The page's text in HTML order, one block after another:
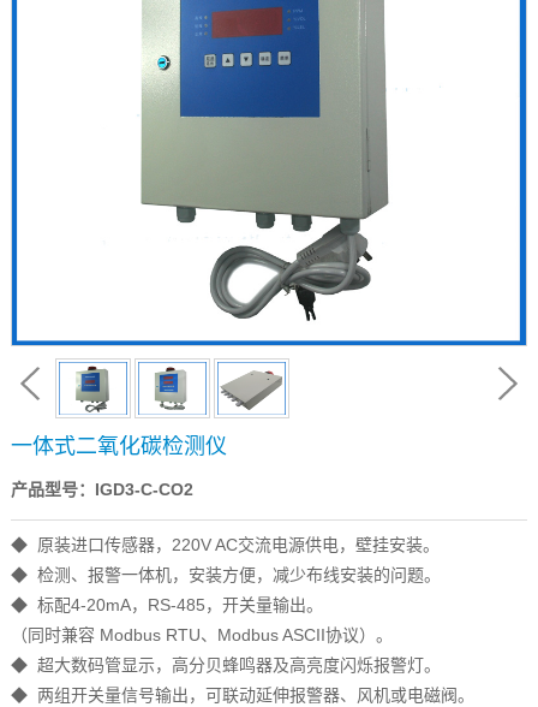
一体式二氧化碳检测仪
产品型号：IGD3-C-CO2
◆ 原装进口传感器，220V AC交流电源供电，壁挂安装。
◆ 检测、报警一体机，安装方便，减少布线安装的问题。
◆ 标配4-20mA，RS-485，开关量输出。
（同时兼容 Modbus RTU、Modbus ASCII协议）。
◆ 超大数码管显示，高分贝蜂鸣器及高亮度闪烁报警灯。
◆ 两组开关量信号输出，可联动延伸报警器、风机或电磁阀。